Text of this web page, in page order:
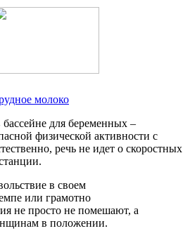
молоко
бассейне для беременных –
физической активности с
речь не идет о скоростных
в своем
или грамотно
не просто не помешают, а
в положении.